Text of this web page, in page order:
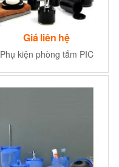
Giá liên hệ
Phụ kiện phòng tắm PIC